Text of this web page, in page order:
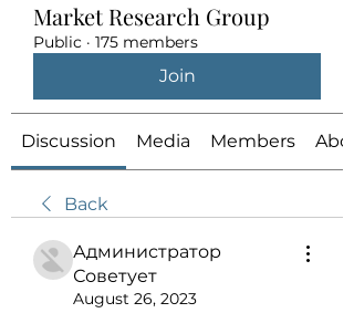
Market Research Group
Public · 175 members
Join
Discussion Media Members
Back
Администратор
Советует
August 26, 2023